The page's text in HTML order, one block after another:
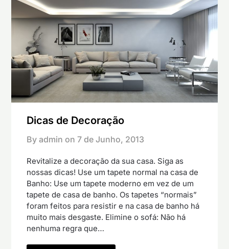
Dicas de Decoração
By admin on 7 de Junho, 2013
Revitalize a decoração da sua casa. Siga as
nossas dicas! Use um tapete normal na casa de
Banho: Use um tapete moderno em vez de um
tapete de casa de banho. Os tapetes “normais”
foram feitos para resistir e na casa de banho há
muito mais desgaste. Elimine o sofá: Não há
nenhuma regra que…